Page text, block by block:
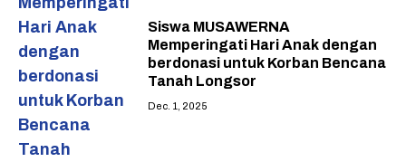
Siswa MUSAWERNA
Memperingati Hari Anak dengan
berdonasi untuk Korban Bencana
Tanah Longsor
Dec. 1, 2025